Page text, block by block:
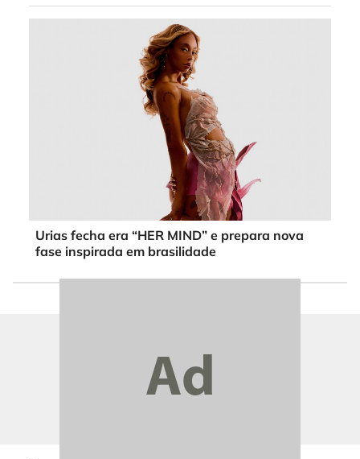
Urias fecha era “HER MIND” e prepara nova
fase inspirada em brasilidade